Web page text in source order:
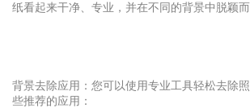
纸看起来干净、专业，并在不同的背景中脱颖而
背景去除应用：您可以使用专业工具轻松去除
些推荐的应用：